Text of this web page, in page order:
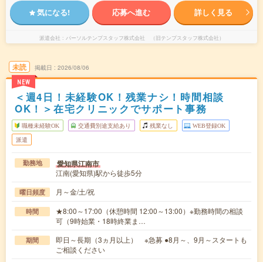
気になる! 応募へ進む 詳しく見る
派遣会社 パーソルテンプスタッフ株式会社 （旧テンプスタッフ株式会社）
未読
NEW
掲載日 2026/08/06
＜週4日！未経験OK！残業ナシ！時間相談
OK！＞在宅クリニックでサポート事務
職種未経験OK 交通費別途支給あり 残業なし WEB登録OK
派遣
勤務地 愛知県江南市
江南(愛知県)駅から徒歩5分
曜日頻度 月～金/土/祝
時間
★8:00～17:00（休憩時間 12:00～13:00）※勤務時間の相談
可（9時始業・18時終業ま…
期間
即日～長期（3ヵ月以上） ※急募 ●8月～、9月～スタートも
ご相談ください